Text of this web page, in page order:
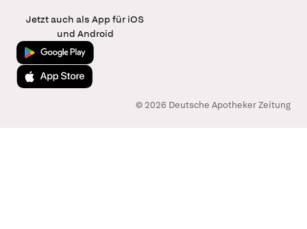
Jetzt auch als App für iOS
und Android
Jetzt bei Google Play
Laden im App Store
© 2026 Deutsche Apotheker Zeitung